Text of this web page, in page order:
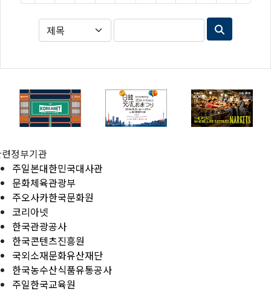
정부기관
주일본대한민국대사관
문화체육관광부
주오사카한국문화원
코리아넷
한국관광공사
한국콘텐츠진흥원
국외소재문화유산재단
한국농수산식품유통공사
주일한국교육원